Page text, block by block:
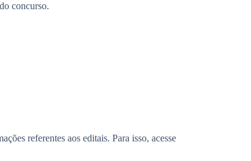
concurso.
referentes aos editais. Para isso, acesse